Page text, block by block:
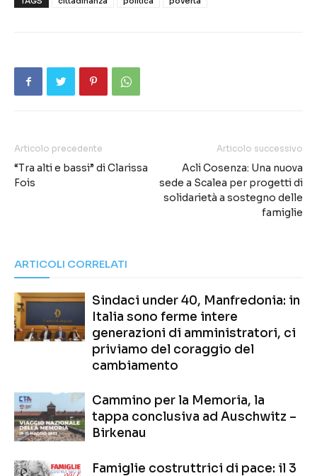
Articolo precedente
“Tra alti e bassi” di Clarissa
Fois
Articolo successivo
Acli Cosenza: Una nuova
sede a Scalea per progetti di
solidarietà a sostegno delle
famiglie
ARTICOLI CORRELATI
Sindaci under 40, Manfredonia: in
Italia sono ferme intere
generazioni di amministratori, ci
priviamo del coraggio del
cambiamento
Cammino per la Memoria, la
tappa conclusiva ad Auschwitz –
Birkenau
Famiglie costruttrici di pace: il 3